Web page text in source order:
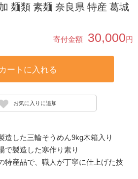
麺類 素麺 奈良県 特産 葛城
寄付金額 30,000円
カートに入れる
お気に入りに追加
造した三輪そうめん9kg木箱入り
で製造した寒作り素り
特産品で、職人が丁寧に仕上げた技